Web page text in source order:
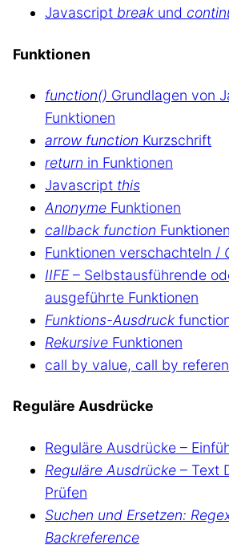
Javascript break und
Funktionen
function() Grundlagen von
Funktionen
arrow function Kurzschrift
return in Funktionen
Javascript this
Anonyme Funktionen
callback function
Funktionen verschachteln /
IIFE– Selbstausführende
ausgeführte Funktionen
Funktions-Ausdruck
Rekursive Funktionen
call by value, call by
Reguläre Ausdrücke
Reguläre Ausdrücke –
Reguläre Ausdrücke – Text
Prüfen
Suchen und Ersetzen:
Backreference